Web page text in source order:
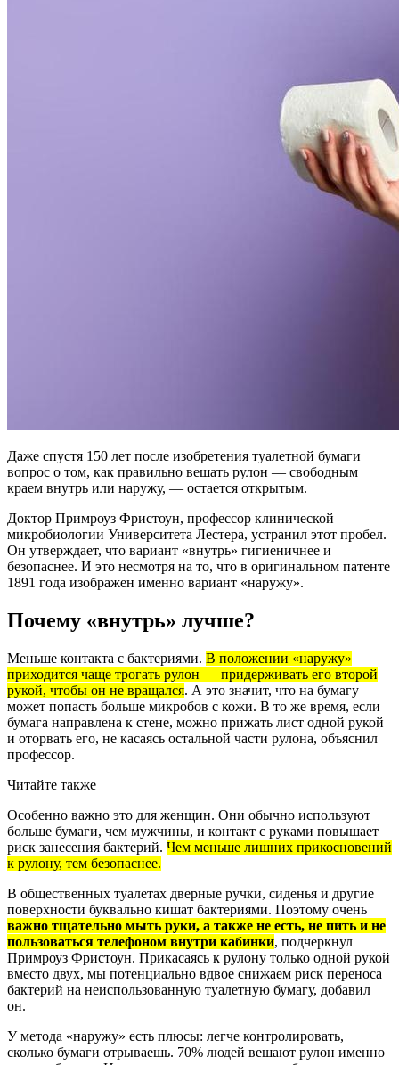
Даже спустя 150 лет после изобретения туалетной бумаги
вопрос о том, как правильно вешать рулон — свободным
краем внутрь или наружу, — остается открытым.
Доктор Примроуз Фристоун, профессор клинической
микробиологии Университета Лестера, устранил этот пробел.
Он утверждает, что вариант «внутрь» гигиеничнее и
безопаснее. И это несмотря на то, что в оригинальном патенте
1891 года изображен именно вариант «наружу».
Почему «внутрь» лучше?
Меньше контакта с бактериями. В положении «наружу»
приходится чаще трогать рулон — придерживать его второй
рукой, чтобы он не вращался. А это значит, что на бумагу
может попасть больше микробов с кожи. В то же время, если
бумага направлена к стене, можно прижать лист одной рукой
и оторвать его, не касаясь остальной части рулона, объяснил
профессор.
Читайте также
Особенно важно это для женщин. Они обычно используют
больше бумаги, чем мужчины, и контакт с руками повышает
риск занесения бактерий. Чем меньше лишних прикосновений
к рулону, тем безопаснее.
В общественных туалетах дверные ручки, сиденья и другие
поверхности буквально кишат бактериями. Поэтому очень
важно тщательно мыть руки, а также не есть, не пить и не
пользоваться телефоном внутри кабинки, подчеркнул
Примроуз Фристоун. Прикасаясь к рулону только одной рукой
вместо двух, мы потенциально вдвое снижаем риск переноса
бактерий на неиспользованную туалетную бумагу, добавил
он.
У метода «наружу» есть плюсы: легче контролировать,
сколько бумаги отрываешь. 70% людей вешают рулон именно